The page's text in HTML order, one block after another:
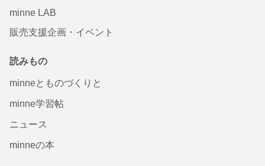
minne LAB
販売支援企画・イベント
読みもの
minneとものづくりと
minne学習帖
ニュース
minneの本